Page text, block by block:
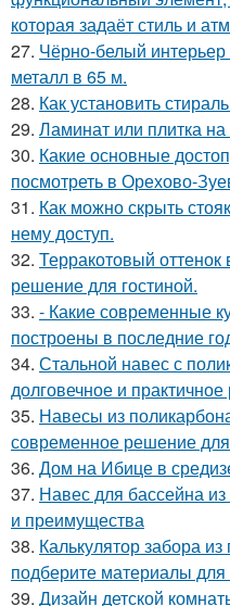
которая задаёт стиль и
27. Чёрно-белый
металл в 65 м.
28. Как установить
29. Ламинат или плитка
30. Какие основные
посмотреть в Орехово-
31. Как можно скрыть
нему доступ.
32. Терракотовый оттенок
решение для гостиной.
33. - Какие современные
построены в последние
34. Стальной навес с
долговечное и
35. Навесы из
современное решение
36. Дом на Ибице в
37. Навес для бассейна
и преимущества
38. Калькулятор забора
подберите материалы
39. Дизайн детской